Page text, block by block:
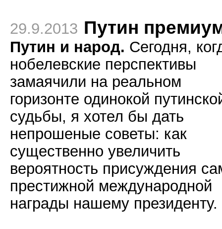
29.9.2013 Путин
Путин и народ. Сегодня,
нобелевские перспективы
замаячили на реальном
горизонте одинокой
судьбы, я хотел бы дать
непрошеные советы: как
существенно увеличить
вероятность присуждения
престижной международной
награды нашему президенту.